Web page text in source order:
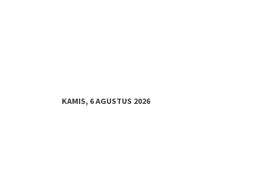
KAMIS, 6 AGUSTUS 2026